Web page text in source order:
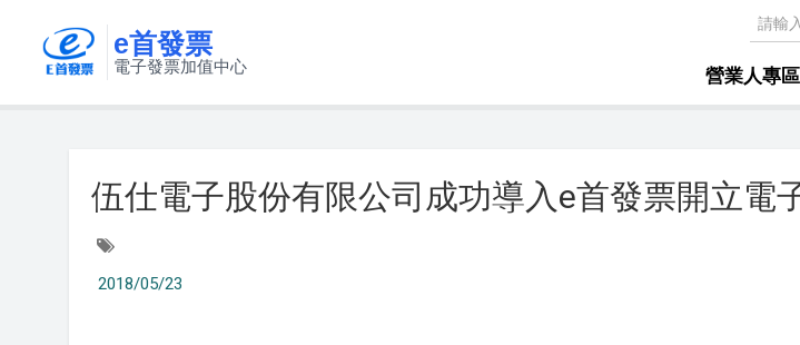
e首發票
電子發票加值中心 營業人專區
伍仕電子股份有限公司成功導入e首發票開立電
2018/05/23